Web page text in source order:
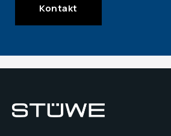
Kontakt